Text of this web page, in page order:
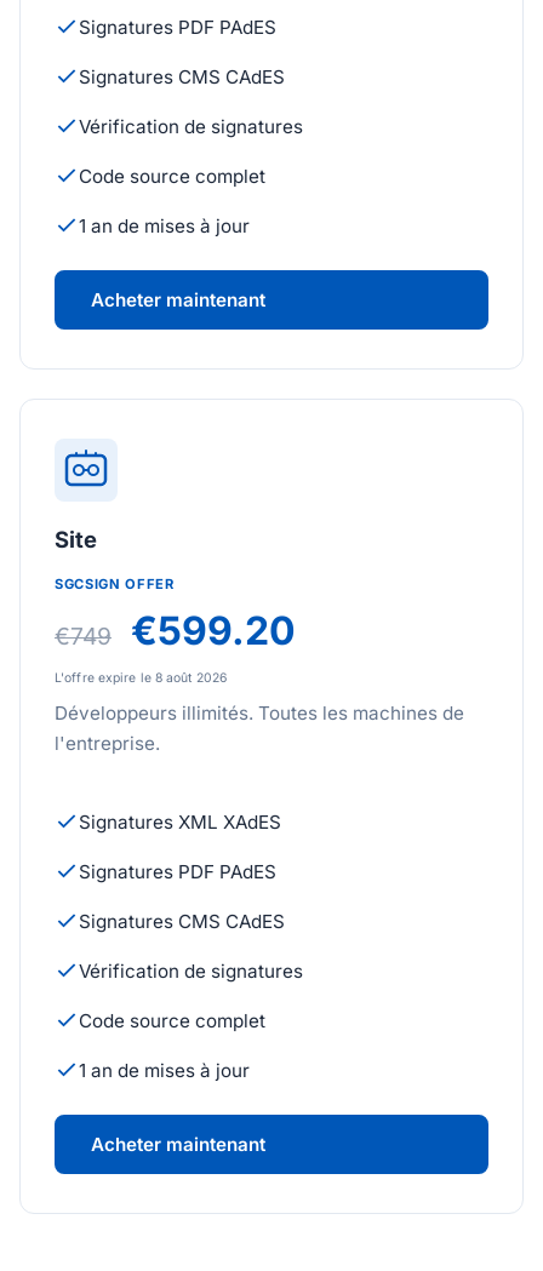
Signatures PDF PAdES
Signatures CMS CAdES
Vérification de signatures
Code source complet
1 an de mises à jour
Acheter maintenant
Site
SGCSIGN OFFER
€749 €599.20
L'offre expire le 8 août 2026
Développeurs illimités. Toutes les machines de
l'entreprise.
Signatures XML XAdES
Signatures PDF PAdES
Signatures CMS CAdES
Vérification de signatures
Code source complet
1 an de mises à jour
Acheter maintenant